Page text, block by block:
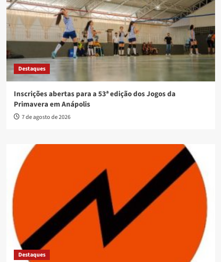
Destaques
Inscrições abertas para a 53ª edição dos Jogos da
Primavera em Anápolis
7 de agosto de 2026
Destaques